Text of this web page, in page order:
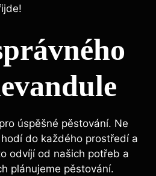
úspěšné pěstování. Ne
do každého prostředí a
odvíjí od našich potřeb a
plánujeme pěstování.